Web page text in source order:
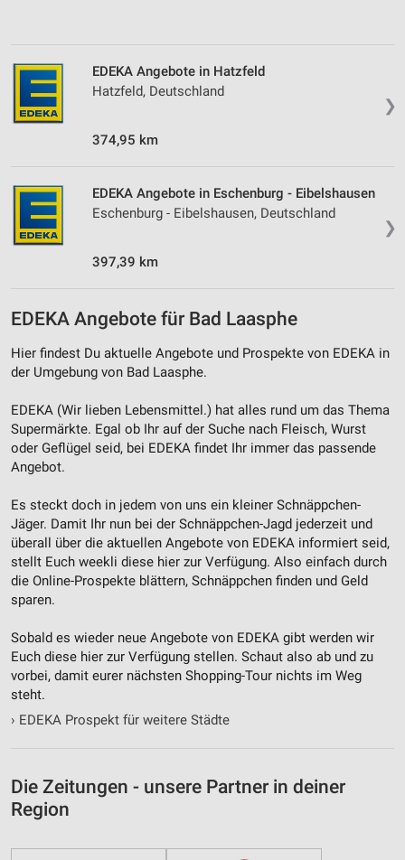
❯
EDEKA Angebote in Hatzfeld
Hatzfeld, Deutschland
374,95 km
❯
EDEKA Angebote in Eschenburg - Eibelshausen
Eschenburg - Eibelshausen, Deutschland
397,39 km
EDEKA Angebote für Bad Laasphe
Hier findest Du aktuelle Angebote und Prospekte von EDEKA in
der Umgebung von Bad Laasphe.
EDEKA (Wir lieben Lebensmittel.) hat alles rund um das Thema
Supermärkte. Egal ob Ihr auf der Suche nach Fleisch, Wurst
oder Geflügel seid, bei EDEKA findet Ihr immer das passende
Angebot.
Es steckt doch in jedem von uns ein kleiner Schnäppchen-
Jäger. Damit Ihr nun bei der Schnäppchen-Jagd jederzeit und
überall über die aktuellen Angebote von EDEKA informiert seid,
stellt Euch weekli diese hier zur Verfügung. Also einfach durch
die Online-Prospekte blättern, Schnäppchen finden und Geld
sparen.
Sobald es wieder neue Angebote von EDEKA gibt werden wir
Euch diese hier zur Verfügung stellen. Schaut also ab und zu
vorbei, damit eurer nächsten Shopping-Tour nichts im Weg
steht.
› EDEKA Prospekt für weitere Städte
Die Zeitungen - unsere Partner in deiner
Region
Messung der Werbeleistung
Messung der Performance von Inhalten
Quellen
Entwicklung und Verbesserung der Angebote
Verwendung reduzierter Daten zur Auswahl von
Geräte anhand von aktiv angeforderten
Nicht-IAB-Verarbeitungszwecke:
Notwendig
Funktional
Werbung